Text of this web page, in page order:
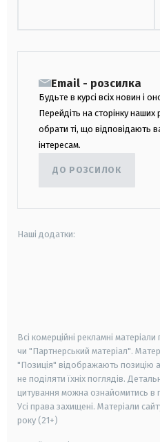
Email - розсилка
Будьте в курсі всіх новин і
Перейдіть на сторінку
обрати ті, що відповідають
інтересам.
ДО РОЗСИЛОК
Наші додатки:
Всі комерційні рекламні
чи "Партнерський матеріал".
"Позиція" відображають позицію
не поділяти їхніх поглядів.
цитування можна ознайомитись в
Усі права захищені. Матеріали
року (21+)